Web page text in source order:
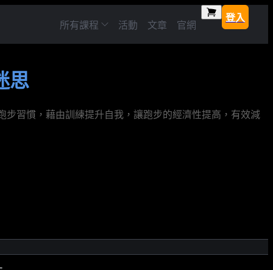
所有課程 活動 文章 官網
登入
思
步習慣，藉由訓練提升自我，讓跑步的經濟性提高，有效減